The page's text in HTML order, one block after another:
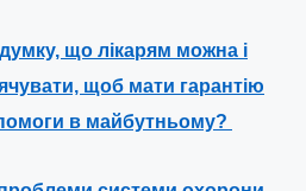
що лікарям можна і
щоб мати гарантію
в майбутньому?